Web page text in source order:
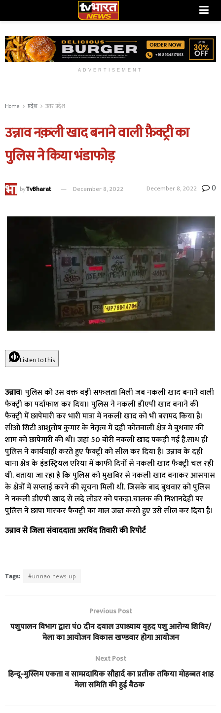
ADVERTISEMENT
Home प्रदेश उत्तर प्रदेश
उन्नाव नक़ली खाद बनाने वाली फ़ैक्ट्री का
पुलिस ने किया भंडाफोड़
byTvBharat December 8, 2022 December 8, 2022 0
Listen to this
उन्नाव। पुलिस को उस वक्त बड़ी सफलता मिली जब नकली खाद बनाने वाली
फैक्ट्री का पर्दाफाश कर दिया। पुलिस ने नकली डीएपी खाद बनाने की
फैक्ट्री में छापेमारी कर भारी मात्रा में नकली खाद को भी बरामद किया है।
सीओ सिटी आशुतोष कुमार के नेतृत्व में दही कोतवाली क्षेत्र में बुधवार की
शाम को छापेमारी की थी। जहां 50 बोरी नकली खाद पकड़ी गई है.साथ ही
पुलिस ने कार्यवाही करते हुए फैक्ट्री को सील कर दिया है। उन्नाव के दही
थाना क्षेत्र के इंडस्ट्रियल एरिया में काफी दिनों से नकली खाद फैक्ट्री चल रही
थी. बताया जा रहा है कि पुलिस को मुखबिर से नकली खाद बनाकर आसपास
के क्षेत्रों में सप्लाई करने की सूचना मिली थी. जिसके बाद बुधवार को पुलिस
ने नकली डीएपी खाद से लदे लोडर को पकड़ा.चालक की निशानदेही पर
पुलिस ने छापा मारकर फैक्ट्री का माल जब्त करते हुए उसे सील कर दिया है।
उन्नाव से जिला संवाददाता अरविंद तिवारी की रिपोर्ट
Tags: #unnao news up
Previous Post
पशुपालन विभाग द्वारा पं0 दीन दयाल उपाध्याय वृहद पशु आरोग्य शिविर/
मेला का आयोजन विकास खण्डवार होगा आयोजन
Next Post
हिन्दू-मुस्लिम एकता व साम्प्रदायिक सौहार्द का प्रतीक तकिया मोहब्बत शाह
मेला समिति की हुई बैठक